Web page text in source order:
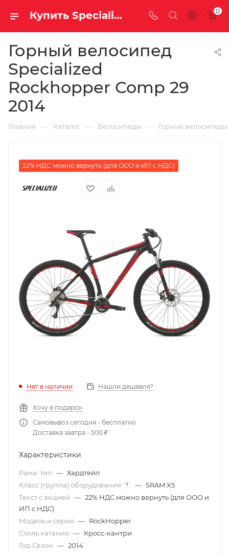
Купить Specialized Rockhopper Comp 29 2014 за рублей, а со скидкой 0
Горный велосипед
Specialized
Rockhopper Comp 29
2014
Главная — Каталог — Велосипеды — Горные велосипеды
22% НДС можно вернуть (для ООО и ИП с НДС)
Нет в наличии Нашли дешевле?
Хочу в подарок
Самовывоз сегодня - бесплатно
Доставка завтра - 500 ₽
Характеристики
Рама: тип — Хардтейл
Класс (группа) оборудования
? — SRAM X5
Текст с акцией — 22% НДС можно вернуть (для ООО и
ИП с НДС)
Модель и серия — RockHopper
Стиль катания — Кросс-кантри
Год-Сезон — 2014